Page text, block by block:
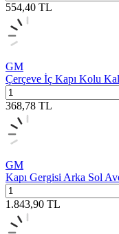
554,40 TL
GM
Çerçeve İç Kapı Kolu
368,78 TL
GM
Kapı Gergisi Arka Sol
1.843,90 TL